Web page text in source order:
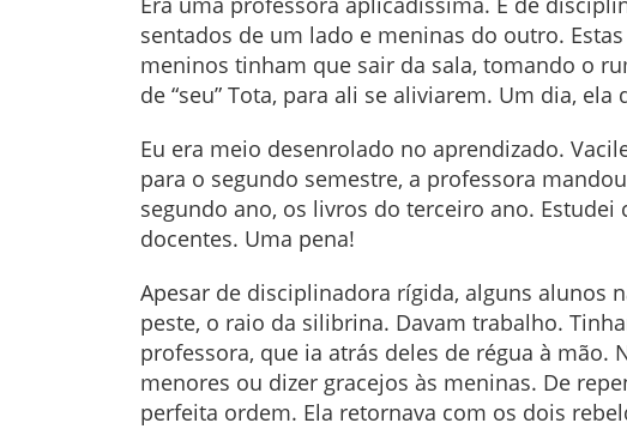
sentados de um lado e meninas do outro.
meninos tinham que sair da sala, tomando o
de “seu” Tota, para ali se aliviarem. Um dia,
Eu era meio desenrolado no aprendizado.
para o segundo semestre, a professora
segundo ano, os livros do terceiro ano.
docentes. Uma pena!
Apesar de disciplinadora rígida, alguns alunos
peste, o raio da silibrina. Davam trabalho.
professora, que ia atrás deles de régua à mão.
menores ou dizer gracejos às meninas. De
perfeita ordem. Ela retornava com os dois